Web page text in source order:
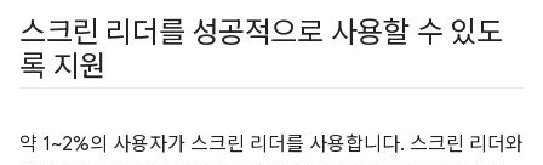
스크린 리더를 성공적으로 사용할 수 있도
록 지원
약 1~2%의 사용자가 스크린 리더를 사용합니다. 스크린 리더와